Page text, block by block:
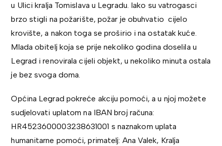
u Ulici kralja Tomislava u Legradu. Iako su vatrogasci
brzo stigli na požarište, požar je obuhvatio cijelo
krovište, a nakon toga se proširio i na ostatak kuće.
Mlada obitelj koja se prije nekoliko godina doselila u
Legrad i renovirala cijeli objekt, u nekoliko minuta ostala
je bez svoga doma.
Općina Legrad pokreće akciju pomoći, a u njoj možete
sudjelovati uplatom na IBAN broj računa:
HR4523600003238631001 s naznakom uplata
humanitarne pomoći, primatelj: Ana Valek, Kralja